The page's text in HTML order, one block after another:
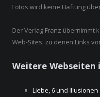
Fotos wird keine Haftung
Der Verlag Franz übernimmt
Web-Sites, zu denen Links
Weitere Webseiten
Liebe, 6 und Illusionen